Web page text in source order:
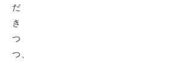
だ
き
つ
つ、